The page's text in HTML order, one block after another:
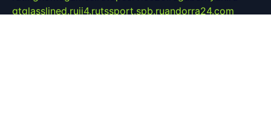
gtglasslined.ruii4.rutssport.spb.ruandorra24.com